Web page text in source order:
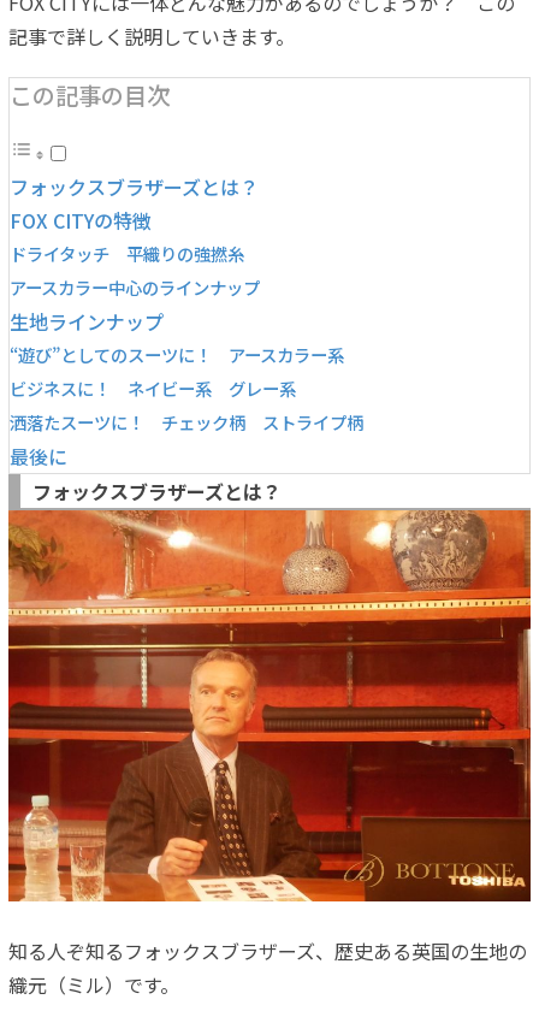
記事で詳しく説明していきます。
この記事の目次
フォックスブラザーズとは？
FOX CITYの特徴
ドライタッチ 平織りの強撚糸
アースカラー中心のラインナップ
生地ラインナップ
“遊び”としてのスーツに！ アースカラー系
ビジネスに！ ネイビー系 グレー系
洒落たスーツに！ チェック柄 ストライプ柄
最後に
フォックスブラザーズとは？
知る人ぞ知るフォックスブラザーズ、歴史ある英国の生地の
織元（ミル）です。